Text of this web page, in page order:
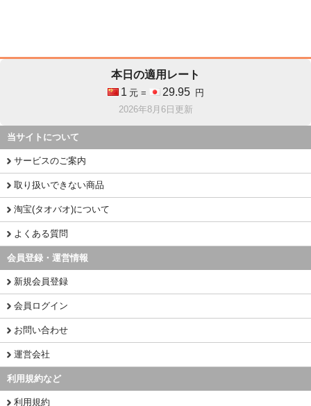
本日の適用レート
1 元 = 29.95
円
2026年8月6日更新
当サイトについて
サービスのご案内
取り扱いできない商品
淘宝(タオバオ)について
よくある質問
会員登録・運営情報
新規会員登録
会員ログイン
お問い合わせ
運営会社
利用規約など
利用規約